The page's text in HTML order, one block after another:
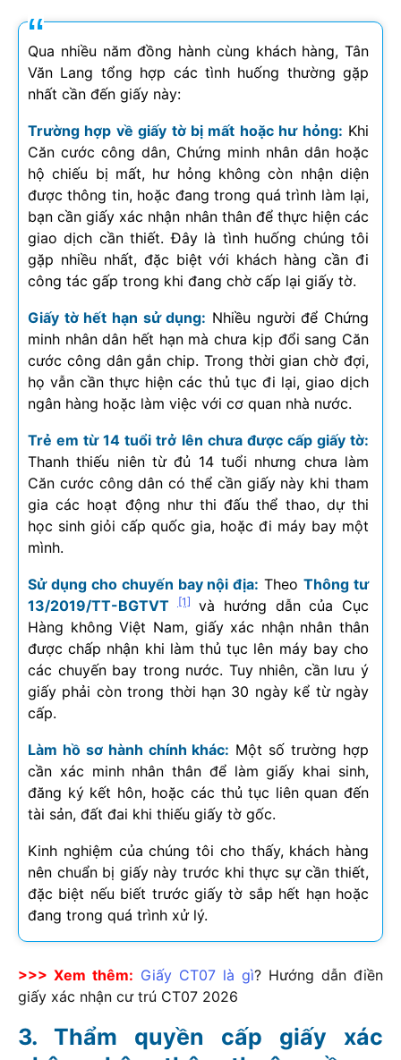
Qua nhiều năm đồng hành cùng khách hàng, Tân
Văn Lang tổng hợp các tình huống thường gặp
nhất cần đến giấy này:
Trường hợp về giấy tờ bị mất hoặc hư hỏng: Khi
Căn cước công dân, Chứng minh nhân dân hoặc
hộ chiếu bị mất, hư hỏng không còn nhận diện
được thông tin, hoặc đang trong quá trình làm lại,
bạn cần giấy xác nhận nhân thân để thực hiện các
giao dịch cần thiết. Đây là tình huống chúng tôi
gặp nhiều nhất, đặc biệt với khách hàng cần đi
công tác gấp trong khi đang chờ cấp lại giấy tờ.
Giấy tờ hết hạn sử dụng: Nhiều người để Chứng
minh nhân dân hết hạn mà chưa kịp đổi sang Căn
cước công dân gắn chip. Trong thời gian chờ đợi,
họ vẫn cần thực hiện các thủ tục đi lại, giao dịch
ngân hàng hoặc làm việc với cơ quan nhà nước.
Trẻ em từ 14 tuổi trở lên chưa được cấp giấy tờ:
Thanh thiếu niên từ đủ 14 tuổi nhưng chưa làm
Căn cước công dân có thể cần giấy này khi tham
gia các hoạt động như thi đấu thể thao, dự thi
học sinh giỏi cấp quốc gia, hoặc đi máy bay một
mình.
Sử dụng cho chuyến bay nội địa: TheoThông tư
13/2019/TT-BGTVT
[1]
và hướng dẫn của Cục
Hàng không Việt Nam, giấy xác nhận nhân thân
được chấp nhận khi làm thủ tục lên máy bay cho
các chuyến bay trong nước. Tuy nhiên, cần lưu ý
giấy phải còn trong thời hạn 30 ngày kể từ ngày
cấp.
Làm hồ sơ hành chính khác: Một số trường hợp
cần xác minh nhân thân để làm giấy khai sinh,
đăng ký kết hôn, hoặc các thủ tục liên quan đến
tài sản, đất đai khi thiếu giấy tờ gốc.
Kinh nghiệm của chúng tôi cho thấy, khách hàng
nên chuẩn bị giấy này trước khi thực sự cần thiết,
đặc biệt nếu biết trước giấy tờ sắp hết hạn hoặc
đang trong quá trình xử lý.
>>> Xem thêm: Giấy CT07 là gì? Hướng dẫn điền
giấy xác nhận cư trú CT07 2026
Thẩm quyền cấp giấy xác